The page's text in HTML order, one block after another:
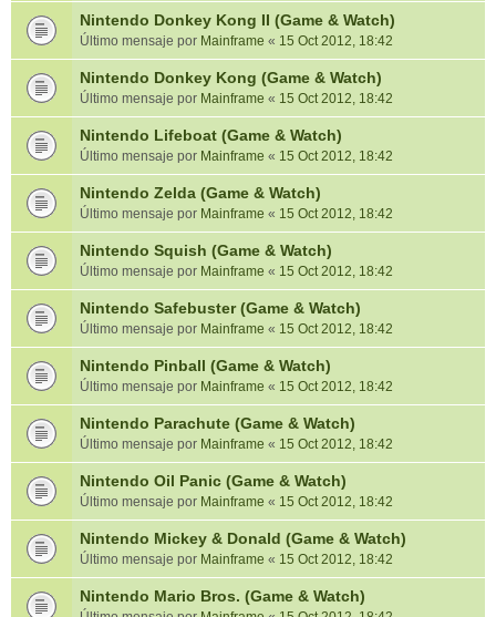
Nintendo Donkey Kong II (Game & Watch)
Último mensaje por Mainframe « 15 Oct 2012, 18:42
Nintendo Donkey Kong (Game & Watch)
Último mensaje por Mainframe « 15 Oct 2012, 18:42
Nintendo Lifeboat (Game & Watch)
Último mensaje por Mainframe « 15 Oct 2012, 18:42
Nintendo Zelda (Game & Watch)
Último mensaje por Mainframe « 15 Oct 2012, 18:42
Nintendo Squish (Game & Watch)
Último mensaje por Mainframe « 15 Oct 2012, 18:42
Nintendo Safebuster (Game & Watch)
Último mensaje por Mainframe « 15 Oct 2012, 18:42
Nintendo Pinball (Game & Watch)
Último mensaje por Mainframe « 15 Oct 2012, 18:42
Nintendo Parachute (Game & Watch)
Último mensaje por Mainframe « 15 Oct 2012, 18:42
Nintendo Oil Panic (Game & Watch)
Último mensaje por Mainframe « 15 Oct 2012, 18:42
Nintendo Mickey & Donald (Game & Watch)
Último mensaje por Mainframe « 15 Oct 2012, 18:42
Nintendo Mario Bros. (Game & Watch)